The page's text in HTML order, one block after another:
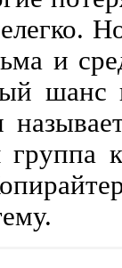
и
шанс